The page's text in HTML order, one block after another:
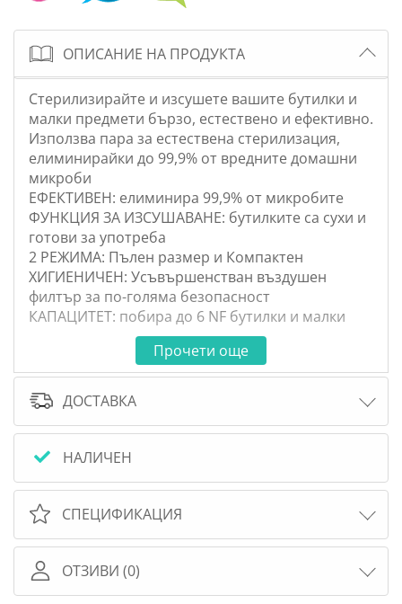
ОПИСАНИЕ НА ПРОДУКТА
Стерилизирайте и изсушете вашите бутилки и
малки предмети бързо, естествено и ефективно.
Използва пара за естествена стерилизация,
елиминирайки до 99,9% от вредните домашни
микроби
ЕФЕКТИВЕН: елиминира 99,9% от микробите
ФУНКЦИЯ ЗА ИЗСУШАВАНЕ: бутилките са сухи и
готови за употреба
2 РЕЖИМА: Пълен размер и Компактен
ХИГИЕНИЧЕН: Усъвършенстван въздушен
филтър за по-голяма безопасност
КАПАЦИТЕТ: побира до 6 NF бутилки и малки
Прочети още
ДОСТАВКА
НАЛИЧЕН
СПЕЦИФИКАЦИЯ
ОТЗИВИ (0)